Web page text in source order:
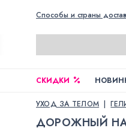
Способы и страны
СКИДКИ
УХОД ЗА ТЕЛОМ
ДОРОЖНЫЙ